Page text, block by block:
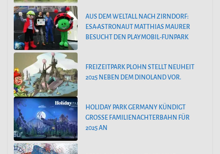
AUS DEM WELTALL NACH ZIRNDORF:
ESA-ASTRONAUT MATTHIAS MAURER
BESUCHT DEN PLAYMOBIL-FUNPARK
FREIZEITPARK PLOHN STELLT NEUHEIT
2025 NEBEN DEM DINOLAND VOR.
HOLIDAY PARK GERMANY KÜNDIGT
GROSSE FAMILIENACHTERBAHN FÜR 2
025 AN